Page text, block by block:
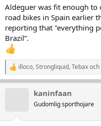
:
Aldeguer was fit enough
road bikes in Spain earlier
reporting that "everything
Brazil”.
R
e
a
illoco,Strongliquid,Tebaxoch
kaninfaan
Gudomlig sporthojare